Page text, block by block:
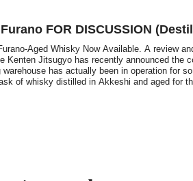
Furano FOR DISCUSSION
Aged Whisky Now Available. A review
Kenten Jitsugyo has recently announced the
warehouse has actually been in operation for
of whisky distilled in Akkeshi and aged for